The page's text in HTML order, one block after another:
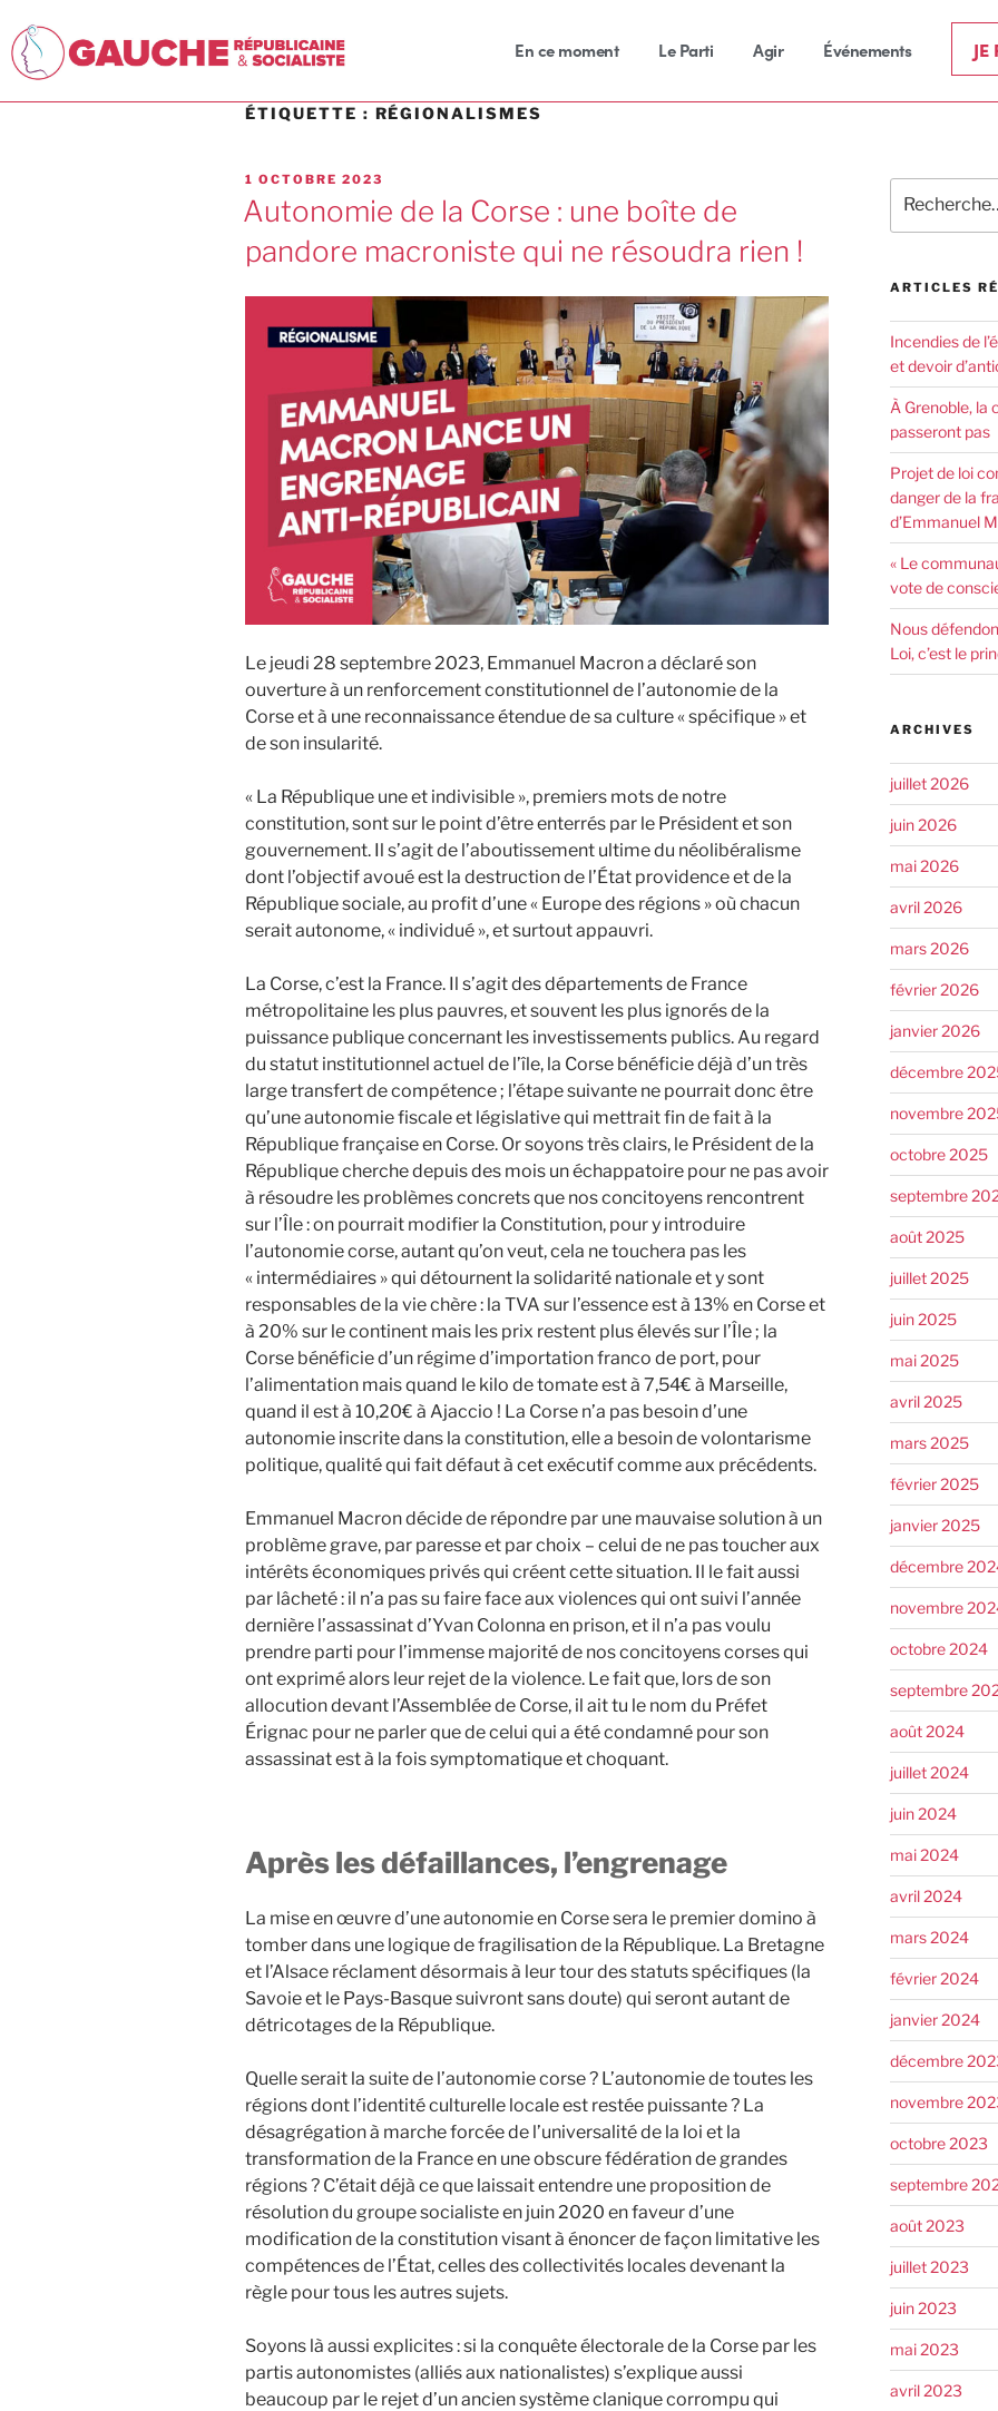
En ce moment Le Parti Agir Événements JE
ÉTIQUETTE : RÉGIONALISMES
1 OCTOBRE 2023
Autonomie de la Corse : une boîte de
pandore macroniste qui ne résoudra rien !
Le jeudi 28 septembre 2023, Emmanuel Macron a déclaré son
ouverture à un renforcement constitutionnel de l’autonomie de la
Corse et à une reconnaissance étendue de sa culture « spécifique » et
de son insularité.
« La République une et indivisible », premiers mots de notre
constitution, sont sur le point d’être enterrés par le Président et son
gouvernement. Il s’agit de l’aboutissement ultime du néolibéralisme
dont l’objectif avoué est la destruction de l’État providence et de la
République sociale, au profit d’une « Europe des régions » où chacun
serait autonome, « individué », et surtout appauvri.
La Corse, c’est la France. Il s’agit des départements de France
métropolitaine les plus pauvres, et souvent les plus ignorés de la
puissance publique concernant les investissements publics. Au regard
du statut institutionnel actuel de l’île, la Corse bénéficie déjà d’un très
large transfert de compétence ; l’étape suivante ne pourrait donc être
qu’une autonomie fiscale et législative qui mettrait fin de fait à la
République française en Corse. Or soyons très clairs, le Président de la
République cherche depuis des mois un échappatoire pour ne pas avoir
à résoudre les problèmes concrets que nos concitoyens rencontrent
sur l’Île : on pourrait modifier la Constitution, pour y introduire
l’autonomie corse, autant qu’on veut, cela ne touchera pas les
« intermédiaires » qui détournent la solidarité nationale et y sont
responsables de la vie chère : la TVA sur l’essence est à 13% en Corse et
à 20% sur le continent mais les prix restent plus élevés sur l’Île ; la
Corse bénéficie d’un régime d’importation franco de port, pour
l’alimentation mais quand le kilo de tomate est à 7,54€ à Marseille,
quand il est à 10,20€ à Ajaccio ! La Corse n’a pas besoin d’une
autonomie inscrite dans la constitution, elle a besoin de volontarisme
politique, qualité qui fait défaut à cet exécutif comme aux précédents.
Emmanuel Macron décide de répondre par une mauvaise solution à un
problème grave, par paresse et par choix – celui de ne pas toucher aux
intérêts économiques privés qui créent cette situation. Il le fait aussi
par lâcheté : il n’a pas su faire face aux violences qui ont suivi l’année
dernière l’assassinat d’Yvan Colonna en prison, et il n’a pas voulu
prendre parti pour l’immense majorité de nos concitoyens corses qui
ont exprimé alors leur rejet de la violence. Le fait que, lors de son
allocution devant l’Assemblée de Corse, il ait tu le nom du Préfet
Érignac pour ne parler que de celui qui a été condamné pour son
assassinat est à la fois symptomatique et choquant.
Après les défaillances, l’engrenage
La mise en œuvre d’une autonomie en Corse sera le premier domino à
tomber dans une logique de fragilisation de la République. La Bretagne
et l’Alsace réclament désormais à leur tour des statuts spécifiques (la
Savoie et le Pays-Basque suivront sans doute) qui seront autant de
détricotages de la République.
Quelle serait la suite de l’autonomie corse ? L’autonomie de toutes les
régions dont l’identité culturelle locale est restée puissante ? La
désagrégation à marche forcée de l’universalité de la loi et la
transformation de la France en une obscure fédération de grandes
régions ? C’était déjà ce que laissait entendre une proposition de
résolution du groupe socialiste en juin 2020 en faveur d’une
modification de la constitution visant à énoncer de façon limitative les
compétences de l’État, celles des collectivités locales devenant la
règle pour tous les autres sujets.
Soyons là aussi explicites : si la conquête électorale de la Corse par les
partis autonomistes (alliés aux nationalistes) s’explique aussi
beaucoup par le rejet d’un ancien système clanique corrompu qui
ARTICLES
Incendies de
et devoir
À Grenoble, la
passeront pas
Projet de loi
danger de la
d’Emmanuel
« Le
vote de
Nous
Loi, c’est le
ARCHIVES
juillet 2026
juin 2026
mai 2026
avril 2026
mars 2026
février 2026
janvier 2026
décembre
novembre
octobre 2025
septembre
août 2025
juillet 2025
juin 2025
mai 2025
avril 2025
mars 2025
février 2025
janvier 2025
décembre
novembre
octobre 2024
septembre
août 2024
juillet 2024
juin 2024
mai 2024
avril 2024
mars 2024
février 2024
janvier 2024
décembre
novembre
octobre 2023
septembre
août 2023
juillet 2023
juin 2023
mai 2023
avril 2023